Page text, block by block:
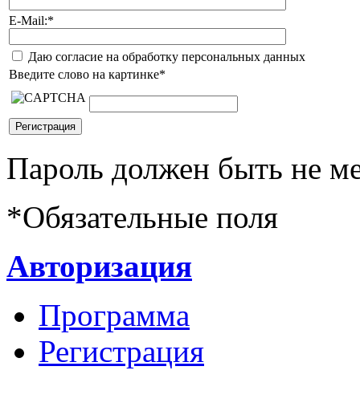
E-Mail:*
Даю согласие на обработку персональных данных
Введите слово на картинке*
Пароль должен быть не
*Обязательные поля
Авторизация
Программа
Регистрация